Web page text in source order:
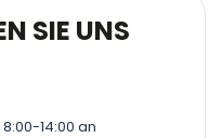
SIE UNS
14:00 an